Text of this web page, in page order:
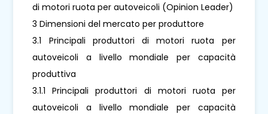
di motori ruota per autoveicoli (Opinion Leader)
3 Dimensioni del mercato per produttore
3.1 Principali produttori di motori ruota per
autoveicoli a livello mondiale per capacità
produttiva
3.1.1 Principali produttori di motori ruota per
autoveicoli a livello mondiale per capacità